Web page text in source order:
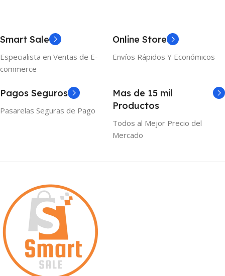
ALMACENAMIENTO
128gb
ALMACENAMIENTO
256gb
Smart Sale
Especialista en Ventas de E-
commerce
Online Store
Envíos Rápidos Y Económicos
Pagos Seguros
Pasarelas Seguras de Pago
Mas de 15 mil
Productos
Todos al Mejor Precio del
Mercado